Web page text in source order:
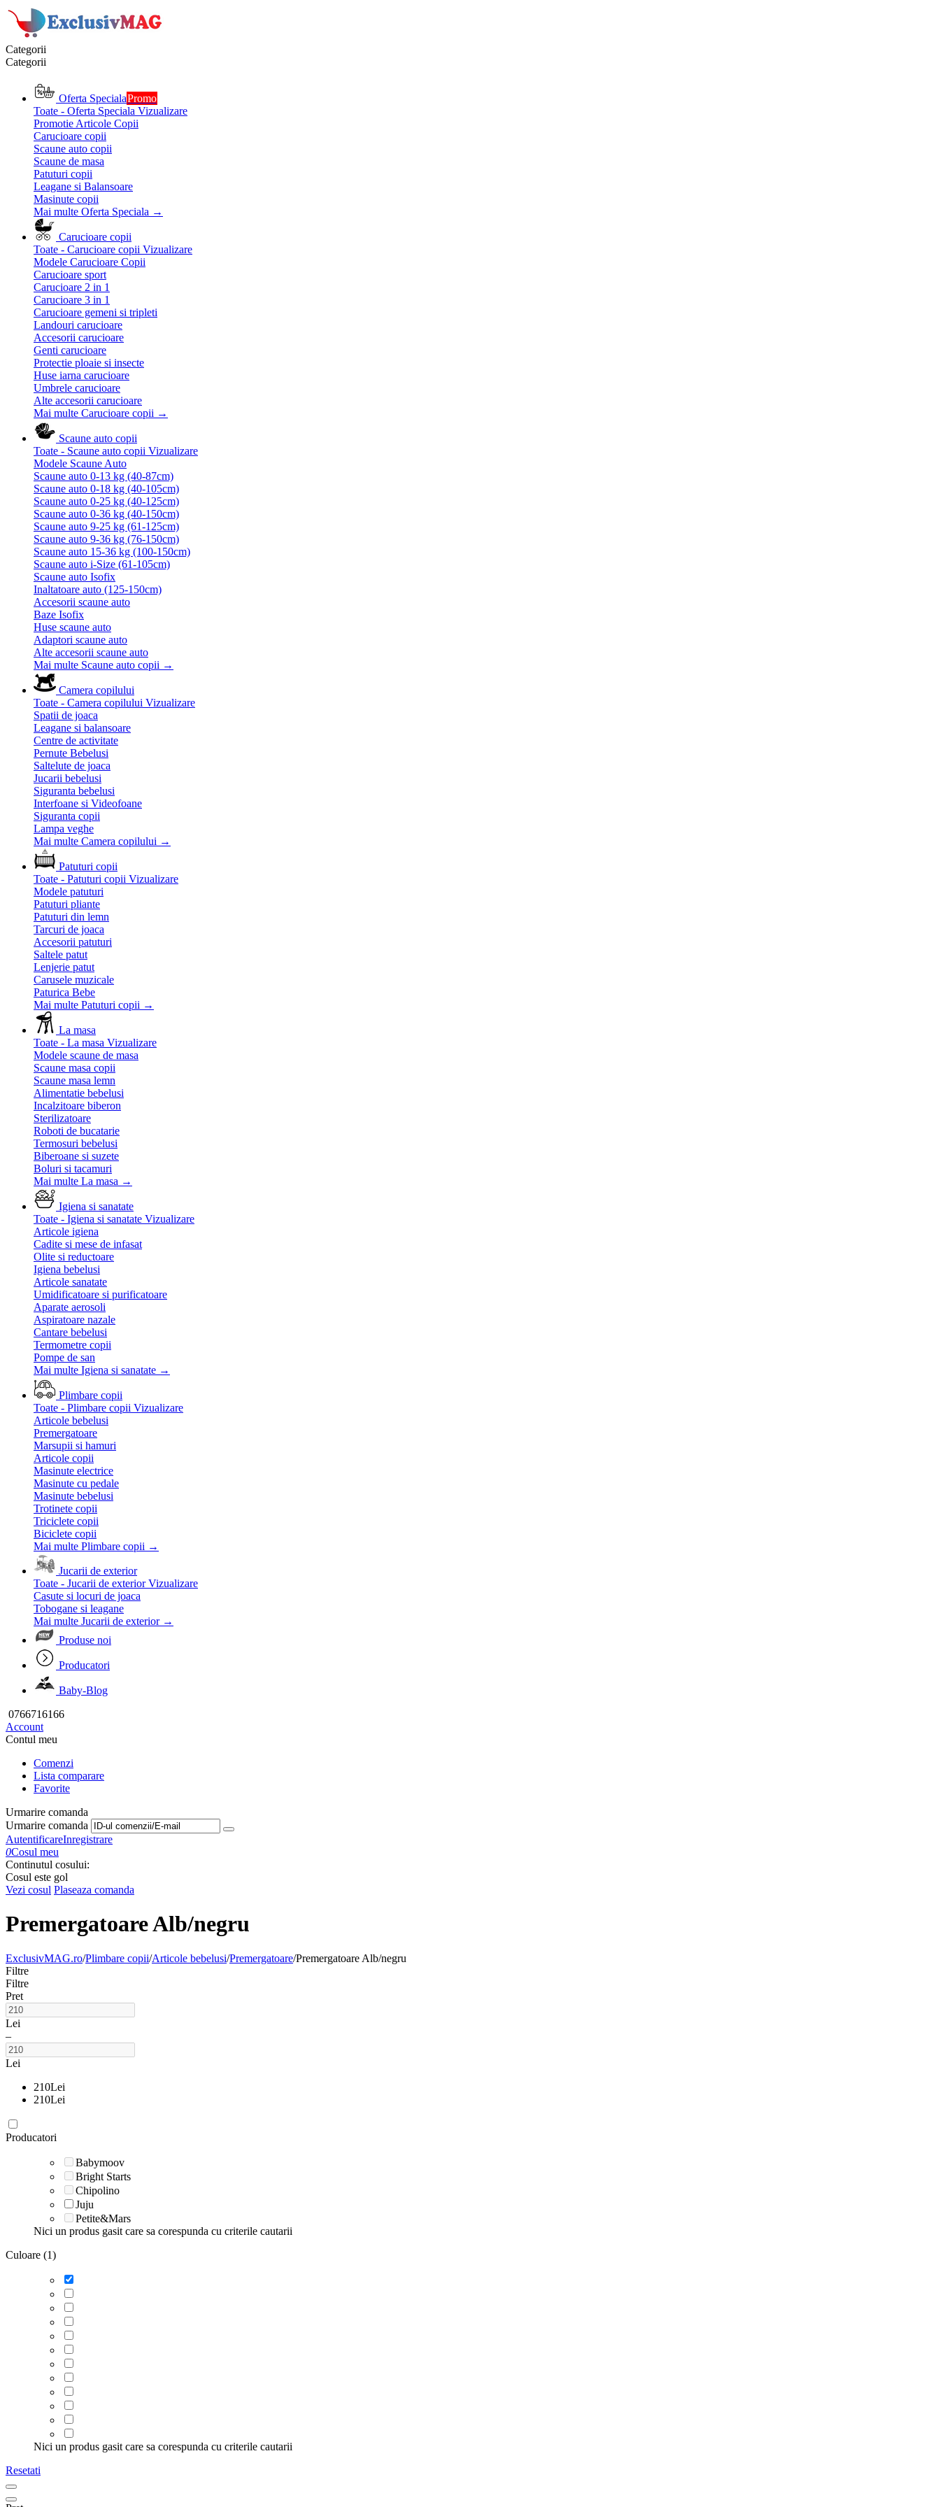
Categorii
Categorii
Oferta SpecialaPromo
Toate - Oferta Speciala Vizualizare
Promotie Articole Copii
Carucioare copii
Scaune auto copii
Scaune de masa
Patuturi copii
Leagane si Balansoare
Masinute copii
Mai multe Oferta Speciala →
Carucioare copii
Toate - Carucioare copii Vizualizare
Modele Carucioare Copii
Carucioare sport
Carucioare 2 in 1
Carucioare 3 in 1
Carucioare gemeni si tripleti
Landouri carucioare
Accesorii carucioare
Genti carucioare
Protectie ploaie si insecte
Huse iarna carucioare
Umbrele carucioare
Alte accesorii carucioare
Mai multe Carucioare copii →
Scaune auto copii
Toate - Scaune auto copii Vizualizare
Modele Scaune Auto
Scaune auto 0-13 kg (40-87cm)
Scaune auto 0-18 kg (40-105cm)
Scaune auto 0-25 kg (40-125cm)
Scaune auto 0-36 kg (40-150cm)
Scaune auto 9-25 kg (61-125cm)
Scaune auto 9-36 kg (76-150cm)
Scaune auto 15-36 kg (100-150cm)
Scaune auto i-Size (61-105cm)
Scaune auto Isofix
Inaltatoare auto (125-150cm)
Accesorii scaune auto
Baze Isofix
Huse scaune auto
Adaptori scaune auto
Alte accesorii scaune auto
Mai multe Scaune auto copii →
Camera copilului
Toate - Camera copilului Vizualizare
Spatii de joaca
Leagane si balansoare
Centre de activitate
Pernute Bebelusi
Saltelute de joaca
Jucarii bebelusi
Siguranta bebelusi
Interfoane si Videofoane
Siguranta copii
Lampa veghe
Mai multe Camera copilului →
Patuturi copii
Toate - Patuturi copii Vizualizare
Modele patuturi
Patuturi pliante
Patuturi din lemn
Tarcuri de joaca
Accesorii patuturi
Saltele patut
Lenjerie patut
Carusele muzicale
Paturica Bebe
Mai multe Patuturi copii →
La masa
Toate - La masa Vizualizare
Modele scaune de masa
Scaune masa copii
Scaune masa lemn
Alimentatie bebelusi
Incalzitoare biberon
Sterilizatoare
Roboti de bucatarie
Termosuri bebelusi
Biberoane si suzete
Boluri si tacamuri
Mai multe La masa →
Igiena si sanatate
Toate - Igiena si sanatate Vizualizare
Articole igiena
Cadite si mese de infasat
Olite si reductoare
Igiena bebelusi
Articole sanatate
Umidificatoare si purificatoare
Aparate aerosoli
Aspiratoare nazale
Cantare bebelusi
Termometre copii
Pompe de san
Mai multe Igiena si sanatate →
Plimbare copii
Toate - Plimbare copii Vizualizare
Articole bebelusi
Premergatoare
Marsupii si hamuri
Articole copii
Masinute electrice
Masinute cu pedale
Masinute bebelusi
Trotinete copii
Triciclete copii
Biciclete copii
Mai multe Plimbare copii →
Jucarii de exterior
Toate - Jucarii de exterior Vizualizare
Casute si locuri de joaca
Tobogane si leagane
Mai multe Jucarii de exterior →
Produse noi
Producatori
Baby-Blog
0766716166
Account
Contul meu
Comenzi
Lista comparare
Favorite
Urmarire comanda
Urmarire comanda
AutentificareInregistrare
0Cosul meu
Continutul cosului:
Cosul este gol
Vezi cosul Plaseaza comanda
Premergatoare Alb/negru
ExclusivMAG.ro/Plimbare copii/Articole bebelusi/Premergatoare/Premergatoare Alb/negru
Filtre
Filtre
Pret
Lei
–
Lei
210Lei
210Lei
Producatori
Babymoov
Bright Starts
Chipolino
Juju
Petite&Mars
Nici un produs gasit care sa corespunda cu criterile cautarii
Culoare (1)
Nici un produs gasit care sa corespunda cu criterile cautarii
Resetati